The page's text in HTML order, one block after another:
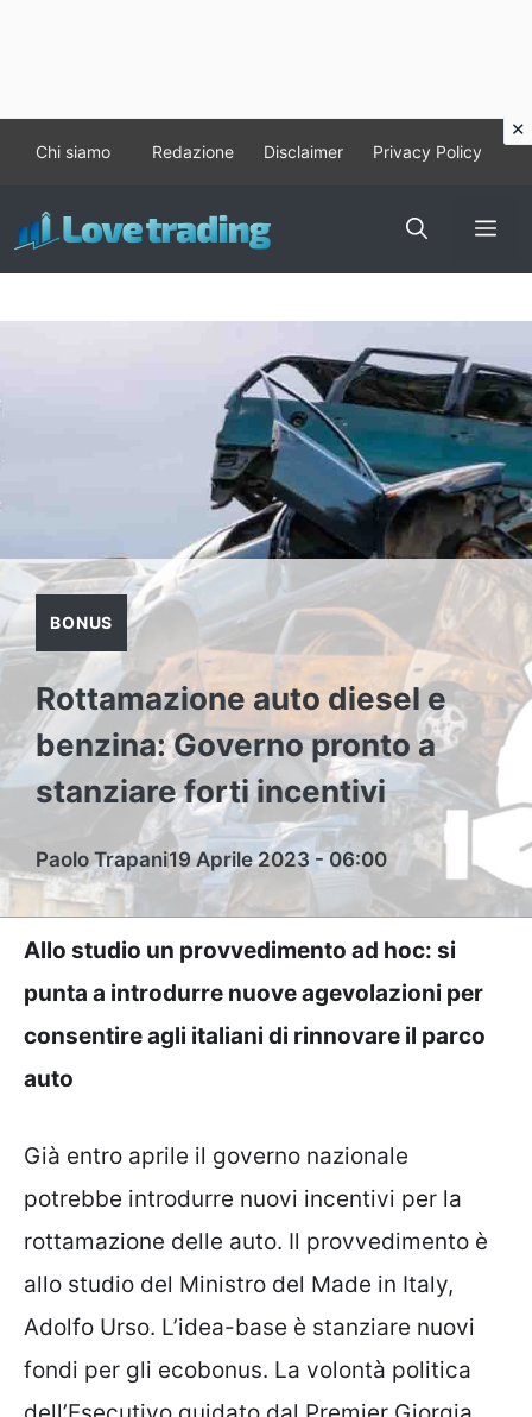
contenuto
Chi siamo Redazione Disclaimer Privacy Policy
BONUS
Rottamazione auto diesel e
benzina: Governo pronto a
stanziare forti incentivi
Paolo Trapani19 Aprile 2023 - 06:00
Allo studio un provvedimento ad hoc: si
punta a introdurre nuove agevolazioni per
consentire agli italiani di rinnovare il parco
auto
Già entro aprile il governo nazionale
potrebbe introdurre nuovi incentivi per la
rottamazione delle auto. Il provvedimento è
allo studio del Ministro del Made in Italy,
Adolfo Urso. L’idea-base è stanziare nuovi
fondi per gli ecobonus. La volontà politica